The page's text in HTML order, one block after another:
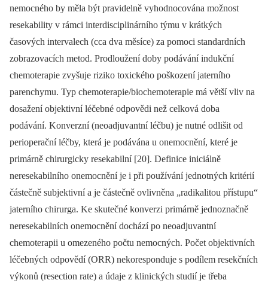
nemocného by měla být pravidelně vyhodnocována možnost
resekability v rámci interdisciplinárního týmu v krátkých
časových intervalech (cca dva měsíce) za pomoci standardních
zobrazovacích metod. Prodloužení doby podávání indukční
chemoterapie zvyšuje riziko toxického poškození jaterního
parenchymu. Typ chemoterapie/biochemoterapie má větší vliv na
dosažení objektivní léčebné odpovědi než celková doba
podávání. Konverzní (neoadjuvantní léčbu) je nutné odlišit od
perioperační léčby, která je podávána u onemocnění, které je
primárně chirurgicky resekabilní [20]. Definice iniciálně
neresekabilního onemocnění je i při používání jednotných kritérií
částečně subjektivní a je částečně ovlivněna „radikalitou přístupu“
jaterního chirurga. Ke skutečné konverzi primárně jednoznačně
neresekabilních onemocnění dochází po neoadjuvantní
chemoterapii u omezeného počtu nemocných. Počet objektivních
léčebných odpovědí (ORR) nekoresponduje s podílem resekčních
výkonů (resection rate) a údaje z klinických studií je třeba